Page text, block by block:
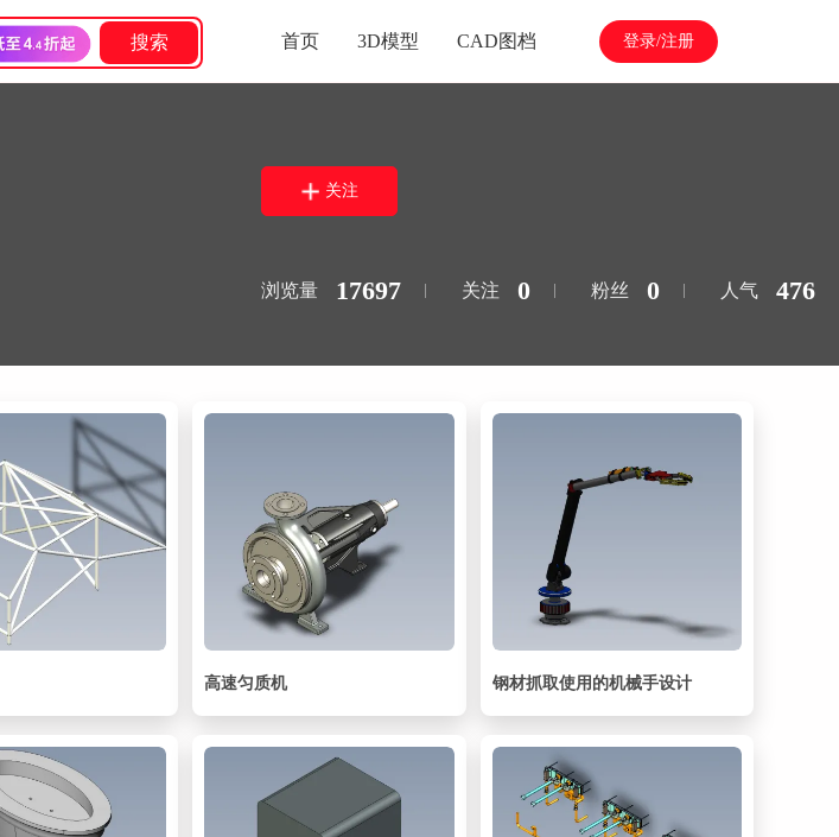
搜索 首页 3D模型 CAD图档 登录/注册
关注
浏览量 17697 关注 0 粉丝 0 人气 476
高速匀质机 钢材抓取使用的机械手设计